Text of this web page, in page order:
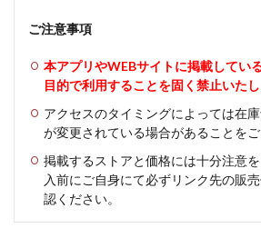
ご注意事項
本アプリやWEBサイトに掲載してい
目的で利用することを固く禁止いたし
アクセスのタイミングによっては在
が変更されている場合があることをご
掲載するストアと価格には十分注意
入前にご自身にて必ずリンク先の販
認ください。